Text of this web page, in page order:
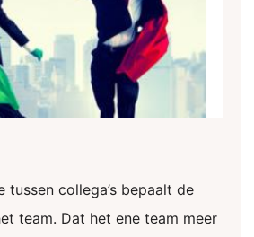
tussen collega’s bepaalt de
team. Dat het ene team meer